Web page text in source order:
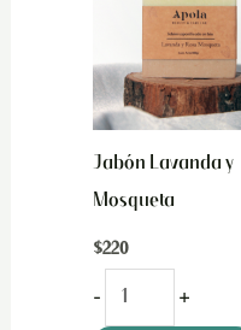
Jabón Lavanda y
Mosqueta
$220
-
Mosqueta
cantidad
+